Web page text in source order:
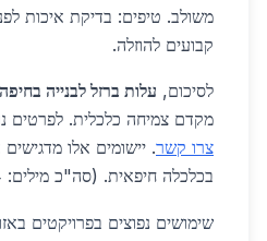
משולב. טיפים: בדיקת איכות
קבועים להוזלה.
לסיכום, עלות ברזל לבנייה בחיפה
מקדם צמיחה כלכלית. לפרטים
צרו קשר. יישומים אלו
בכלכלה חיפאית. (סה"כ מילים: 784)
שימושים נפוצים בפרויקטים